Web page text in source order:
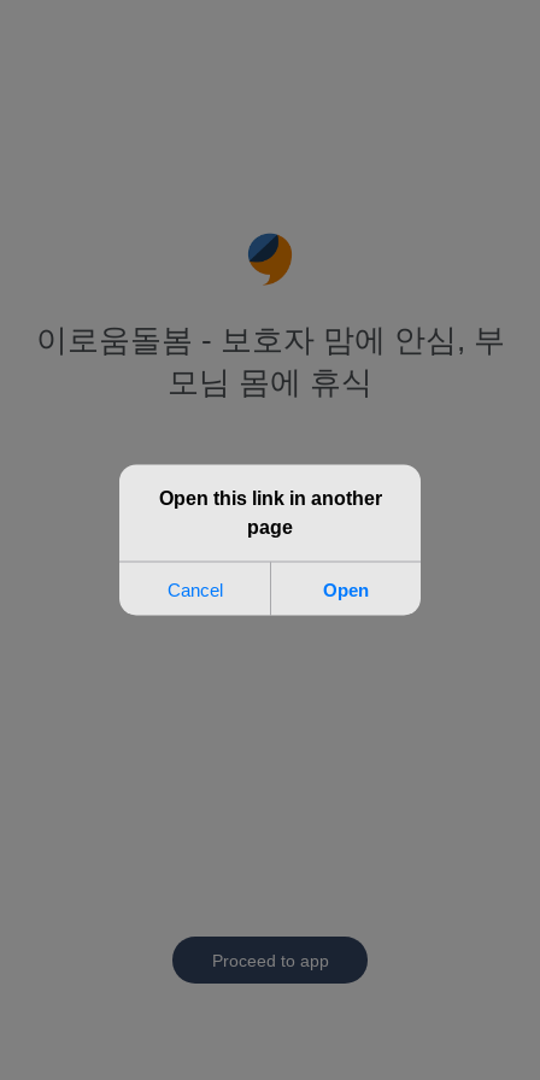
이로움돌봄 - 보호자 맘에 안심, 부
모님 몸에 휴식
Proceed to app